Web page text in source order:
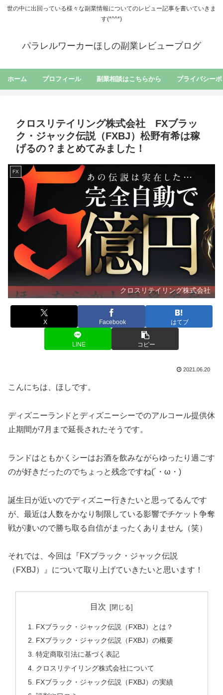
世の中に出回っている様々な副業情報についてのレビュー記事を書いていきま
す(*^^*)
パラレルワーカーほしの副業レビューブログ
ホーム プロフィール 副業相談はこちらから プライバシー
クロスリテイリング株式会社 FXブラッ
ク・ジャック伝説（FXBJ）松野有希は稼
げるの？まとめてみました！
FX
クロスリテイリング株式会社
X Facebook はてブ
LINE コピー
2021.06.20
こんにちは、ほしです。
ディズニーランドとディズニーシーでのアルコール提供休
止期間が7月まで延長されたそうです。
ランドはともかくシーはお酒を飲みながらゆったり過ごす
のが好きだったのでちょっと残念ですね(´・ω・)
誕生日が近いのでディズニー行きたいと思ってるんです
が、最近は人数をかなり制限している影響でチケット争奪
戦が凄いので勝ち取る自信がまったくありません（笑）
それでは、今回は『FXブラック・ジャック伝説
（FXBJ）』について取り上げていきたいと思います！
目次
FXブラック・ジャック伝説（FXBJ）とは？
FXブラック・ジャック伝説（FXBJ）の概要
特定商取引法に基づく表記
クロスリテイリング株式会社について
FXブラック・ジャック伝説（FXBJ）の実績